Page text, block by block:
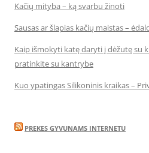
Kačių mityba – ką svarbu žinoti
Sausas ar šlapias kačių maistas –
Kaip išmokyti katę daryti į dėžutę su
pratinkite su kantrybe
Kuo ypatingas Silikoninis kraikas –
PREKES GYVUNAMS INTERNETU